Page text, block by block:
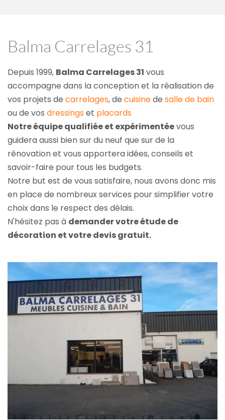
Balma Carrelages 31
Depuis 1999, Balma Carrelages 31 vous
accompagne dans la conception et la réalisation de
vos projets de carrelages, de cuisine de salle de bain
ou de vos dressings et placards
Notre équipe qualifiée et expérimentée vous
guidera aussi bien sur du neuf que sur de la
rénovation et vous apportera idées, conseils et
savoir-faire pour tous les budgets.
Notre but est de vous satisfaire, nous avons donc mis
en place de nombreux services pour simplifier votre
choix dans le respect des délais.
N'hésitez pas à demander votre étude de
décoration et votre devis gratuit.